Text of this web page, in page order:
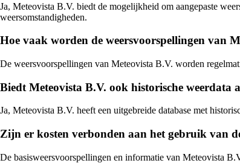
Ja, Meteovista B.V. biedt de mogelijkheid om aangepaste
weersomstandigheden.
Hoe vaak worden de weersvoorspellingen van
De weersvoorspellingen van Meteovista B.V. worden
Biedt Meteovista B.V. ook historische weerdata
Ja, Meteovista B.V. heeft een uitgebreide database met
Zijn er kosten verbonden aan het gebruik van
De basisweersvoorspellingen en informatie van Meteovista